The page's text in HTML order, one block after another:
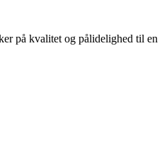
på kvalitet og pålidelighed til en